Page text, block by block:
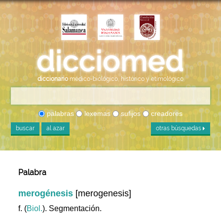
diccionario médico-biológico, histórico y etimológico
palabras lexemas sufijos creadores
buscar al azar otras búsquedas
Palabra
merogénesis [merogenesis]
f. (Biol.). Segmentación.